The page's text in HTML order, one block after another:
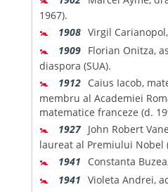
1967).
🚼 1908 Virgil
🚼 1909 Florian Onitza,
diaspora (SUA).
🚼 1912 Caius Iacob,
membru al Academiei
matematice franceze (d.
🚼 1927 John Robert
laureat al Premiului Nobel
🚼 1941 Constanta
🚼 1941 Violeta Andrei,